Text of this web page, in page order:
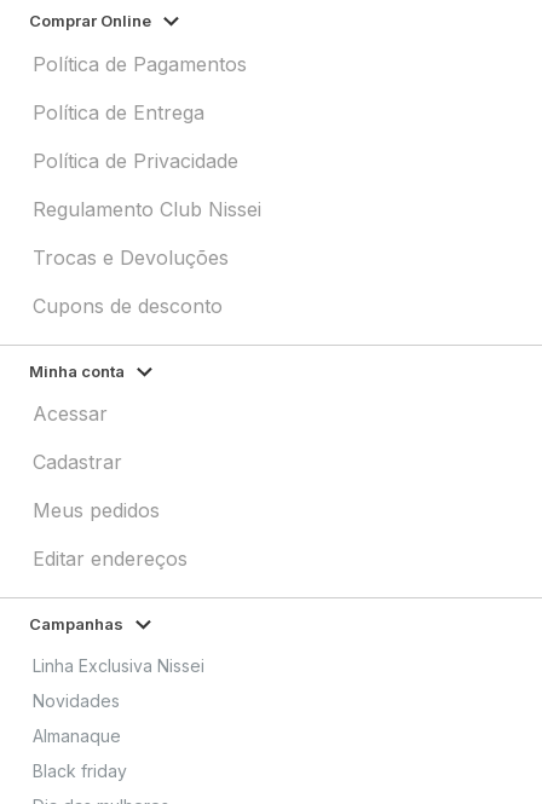
Comprar Online
Política de Pagamentos
Política de Entrega
Política de Privacidade
Regulamento Club Nissei
Trocas e Devoluções
Cupons de desconto
Minha conta
Acessar
Cadastrar
Meus pedidos
Editar endereços
Campanhas
Linha Exclusiva Nissei
Novidades
Almanaque
Black friday